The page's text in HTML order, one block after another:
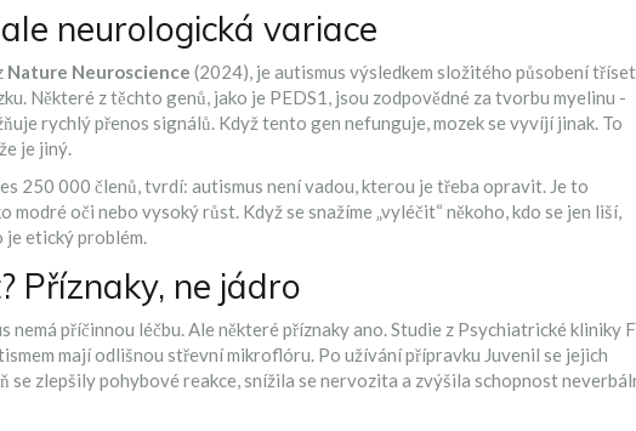
neurologická variace
Nature Neuroscience (2024), je autismus výsledkem složitého působení tříset
Některé z těchto genů, jako je PEDS1 , jsou zodpovědné za tvorbu myelinu -
rychlý přenos signálů. Když tento gen nefunguje, mozek se vyvíjí jinak. To
je jiný.
250 000 členů, tvrdí: autismus není vadou, kterou je třeba opravit. Je to
oči nebo vysoký růst. Když se snažíme „vyléčit“ někoho, kdo se jen liší,
je etický problém.
Příznaky, ne jádro
příčinnou léčbu. Ale některé příznaky ano. Studie z Psychiatrické kliniky
mají odlišnou střevní mikroflóru. Po užívání přípravku Juvenil se jejich
zlepšily pohybové reakce, snížila se nervozita a zvýšila schopnost